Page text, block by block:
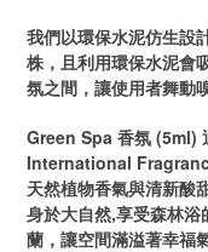
我們以環保水泥仿生設
株，且利用環保水泥會
氛之間，讓使用者舞動
Green Spa 香氛 (5ml)
International
天然植物香氣與清新酸
身於大自然,享受森林
蘭，讓空間滿溢著幸福